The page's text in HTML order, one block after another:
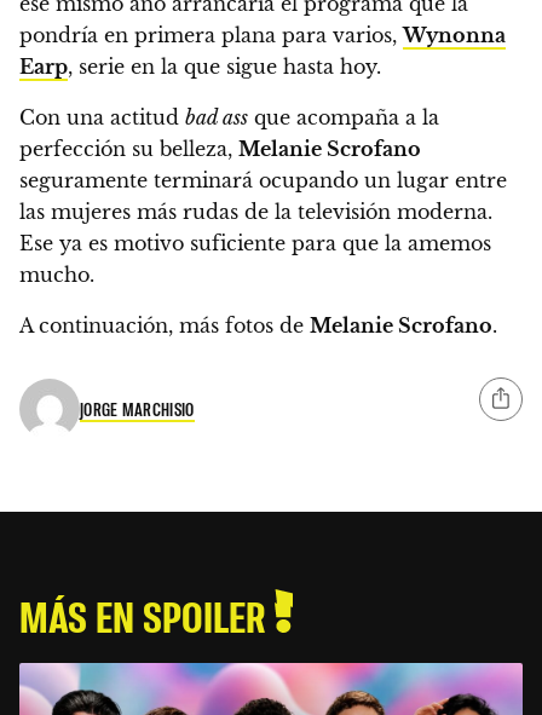
pondría en primera plana para varios,Wynonna
Earp, serie en la que sigue hasta hoy.
Con una actitud bad ass que acompaña a la
perfección su belleza, Melanie Scrofano
seguramente terminará ocupando un lugar entre
las mujeres más rudas de la televisión moderna.
Ese ya es motivo suficiente para que la amemos
mucho.
A continuación, más fotos de Melanie Scrofano.
JORGE MARCHISIO
MÁS EN SPOILER